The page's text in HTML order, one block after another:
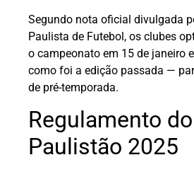
Segundo nota oficial divulgada
Paulista de Futebol, os clubes
o campeonato em 15 de janeiro
como foi a edição passada —
de pré-temporada.
Regulamento do
Paulistão 2025